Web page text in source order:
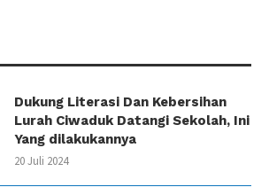
Dukung Literasi Dan Kebersihan
Lurah Ciwaduk Datangi Sekolah, Ini
Yang dilakukannya
20 Juli 2024